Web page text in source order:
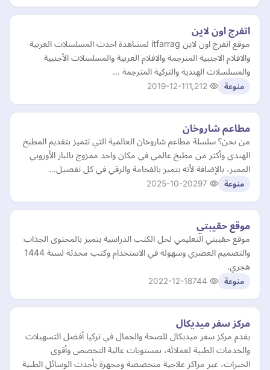
اتفرج اون لاين
موقع اتفرج اون لاين itfarrag لمشاهدة احدث المسلسلات العربية
والافلام الاجنبية المترجمة والافلام العربية والمسلسلات الأجنبية
والمسلسلات الهندية والتركية المترجمة ...
منوعة 2019-12-11
مطاعم شاروخان
من نحن؟ سلسلة مطاعم شاروخان العالمية التي تتميز بتقديم المطبخ
الهندي وأكثر من مطبخ عالمي في مكان واحد ممزوج بالبار الأوروبي
المميز، بالإضافة لأنه يتميز بالفخامة والرقي في كل تفصيل…
منوعة 2025-10-20
موقع حقيبتي
موقع حقيبتي التعليمي لحل الكتب الدراسية يتميز بالمحتوى الجذاب
والتصميم العصري وسهولة في الاستخدام وكتب محدثة لسنة 1444
هجري.
منوعة 2022-12-18
مركز سفر ميديكال
يقدم مركز سفر ميديكال للصحة والجمال في تركيا أفضل التسهيلات
والخدمات الطبية لعملائه، بمستويات عالية التخصص وأقوى
الخبرات، عبر مراكز علاجية متخصصة ومجهزة بأحدث الوسائل الطبية